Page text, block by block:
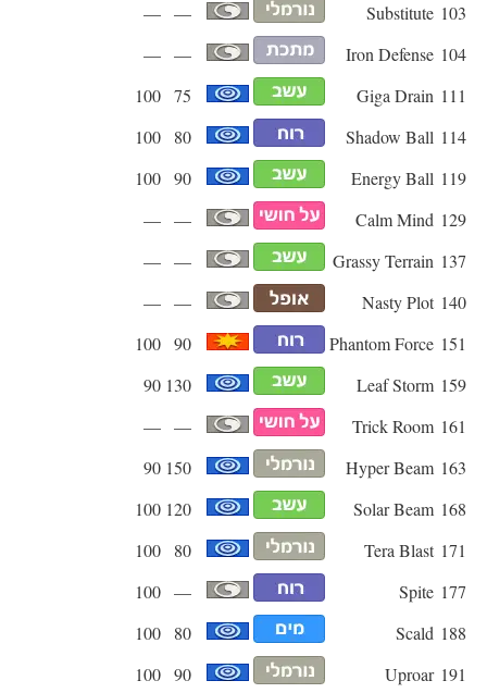
103
Substitute
—
—
104
Iron Defense
—
—
111
Giga Drain
75
100
114
Shadow Ball
80
100
119
Energy Ball
90
100
129
Calm Mind
—
—
137
Grassy Terrain
—
—
140
Nasty Plot
—
—
151
Phantom Force
90
100
159
Leaf Storm
130
90
161
Trick Room
—
—
163
Hyper Beam
150
90
168
Solar Beam
120
100
171
Tera Blast
80
100
177
Spite
—
100
188
Scald
80
100
191
Uproar
90
100